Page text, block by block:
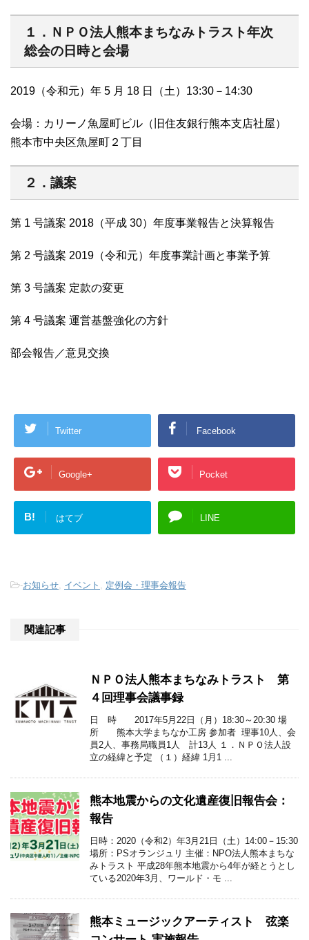
１．ＮＰＯ法人熊本まちなみトラスト年次
総会の日時と会場
2019（令和元）年 5 月 18 日（土）13:30－14:30
会場：カリーノ魚屋町ビル（旧住友銀行熊本支店社屋）
熊本市中央区魚屋町２丁目
２．議案
第 1 号議案 2018（平成 30）年度事業報告と決算報告
第 2 号議案 2019（令和元）年度事業計画と事業予算
第 3 号議案 定款の変更
第 4 号議案 運営基盤強化の方針
部会報告／意見交換
Twitter Facebook
Google+ Pocket
B! はてブ LINE
-お知らせ イベント 定例会・理事会報告
関連記事
ＮＰＯ法人熊本まちなみトラスト 第
４回理事会議事録
日 時 2017年5月22日（月）18:30～20:30 場
所 熊本大学まちなか工房 参加者 理事10人、会
員2人、事務局職員1人 計13人 １．ＮＰＯ法人設
立の経緯と予定 （１）経緯 1月1 ...
熊本地震からの文化遺産復旧報告会：
報告
日時：2020（令和2）年3月21日（土）14:00－15:30
場所：PSオランジュリ 主催：NPO法人熊本まちな
みトラスト 平成28年熊本地震から4年が経とうとし
ている2020年3月、ワールド・モ ...
熊本ミュージックアーティスト 弦楽